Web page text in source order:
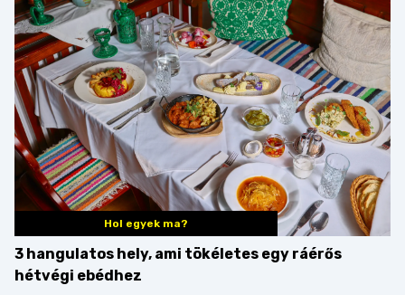
zseniális
Hol egyek ma?
3 hangulatos hely, ami tökéletes egy ráérős
hétvégi ebédhez